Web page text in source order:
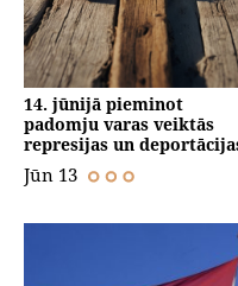
14. jūnijā pieminot
padomju varas veiktās
represijas un
Jūn 13